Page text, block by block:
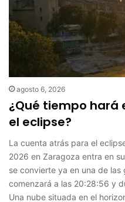
agosto 6, 2026
¿Qué tiempo hará
el eclipse?
La cuenta atrás para el
2026 en Zaragoza entra en
se convierte ya en una de
comenzará a las 20:28:56 y
Una nube situada en el